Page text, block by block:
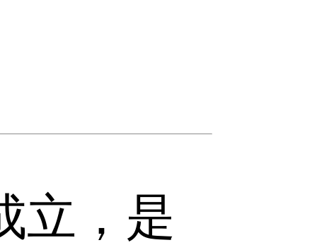
立，是